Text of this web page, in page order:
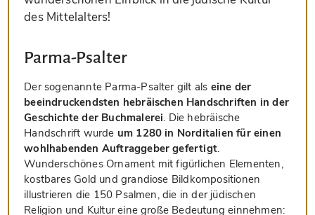
des Mittelalters!
Parma-Psalter
Der sogenannte Parma-Psalter gilt als eine der
beeindruckendsten hebräischen Handschriften in der
Geschichte der Buchmalerei. Die hebräische
Handschrift wurde um 1280 in Norditalien für einen
wohlhabenden Auftraggeber gefertigt.
Wunderschönes Ornament mit figürlichen Elementen,
kostbares Gold und grandiose Bildkompositionen
illustrieren die 150 Psalmen, die in der jüdischen
Religion und Kultur eine große Bedeutung einnehmen: